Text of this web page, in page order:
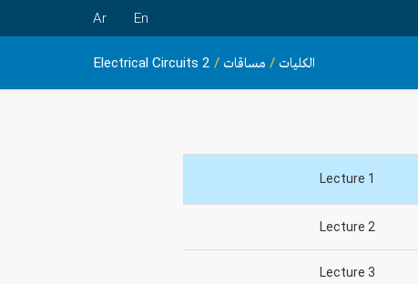
En
Ar
الكليات / مساقات /
Electrical Circuits 2
Lecture 1
Lecture 2
Lecture 3